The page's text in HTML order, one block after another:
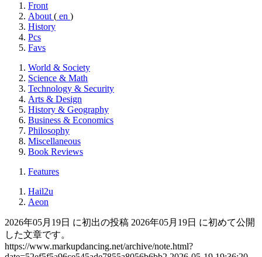
Front
About ( en )
History
Pcs
Favs
World & Society
Science & Math
Technology & Security
Arts & Design
History & Geography
Business & Economics
Philosophy
Miscellaneous
Book Reviews
Features
Hail2u
Aeon
2026年05月19日 に初出の投稿 2026年05月19日 に初めて公開
した文章です。
https://www.markupdancing.net/archive/note.html?